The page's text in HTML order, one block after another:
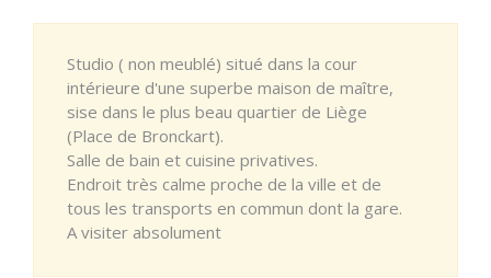
Studio ( non meublé) situé dans la cour
intérieure d'une superbe maison de maître,
sise dans le plus beau quartier de Liège
(Place de Bronckart).
Salle de bain et cuisine privatives.
Endroit très calme proche de la ville et de
tous les transports en commun dont la gare.
A visiter absolument